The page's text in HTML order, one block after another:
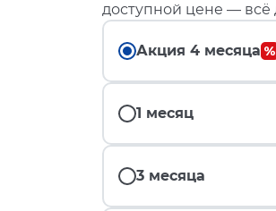
доступной цене —
Акция 4 месяца
1 месяц
3 месяца